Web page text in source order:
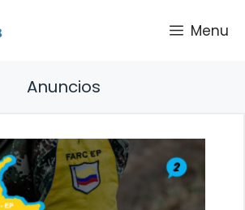
Menu
Anuncios